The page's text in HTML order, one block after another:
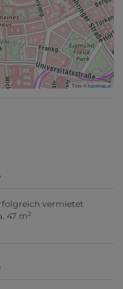
Tiles ©basemap.at
vermietet
47 m2